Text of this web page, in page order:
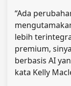
“Ada
lebih
premium,
berbasis AI
kata Kelly